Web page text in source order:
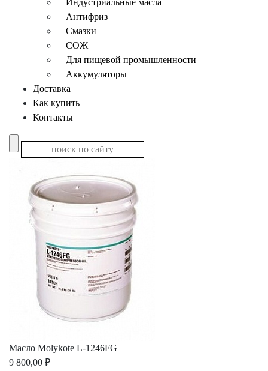
Индустриальные масла
Антифриз
Смазки
СОЖ
Для пищевой промышленности
Аккумуляторы
Доставка
Как купить
Контакты
Масло Molykote L-1246FG
9 800,00 ₽